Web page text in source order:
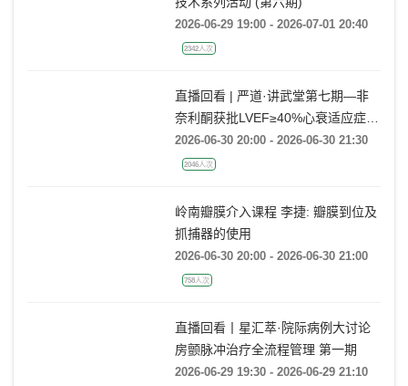
技术系列活动 (第六期)
2026-06-29 19:00 - 2026-07-01 20:40
直播回看 | 严道·讲武堂第七期—非
奈利酮获批LVEF≥40%心衰适应症，
临床到底怎么用？
2026-06-30 20:00 - 2026-06-30 21:30
岭南瓣膜介入课程 李捷: 瓣膜到位及
抓捕器的使用
2026-06-30 20:00 - 2026-06-30 21:00
直播回看丨星汇萃·院际病例大讨论
房颤脉冲治疗全流程管理 第一期